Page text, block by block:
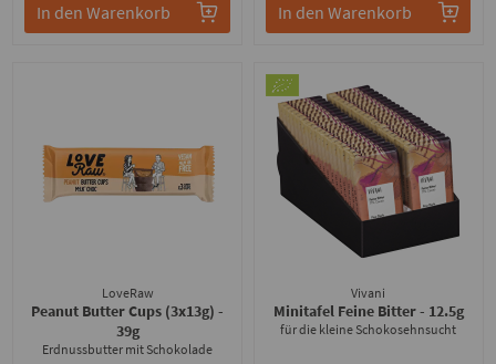
In den Warenkorb In den Warenkorb
LoveRaw
Peanut Butter Cups (3x13g)-
39g
Erdnussbutter mit Schokolade
Vivani
Minitafel Feine Bitter- 12.5g
für die kleine Schokosehnsucht